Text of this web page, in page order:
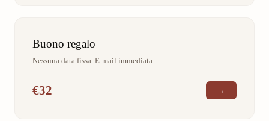
Buono regalo
Nessuna data fissa. E-mail immediata.
€32 →